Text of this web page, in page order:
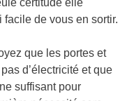
certitude elle
de vous en sortir.
que les portes et
d’électricité et que
suffisant pour